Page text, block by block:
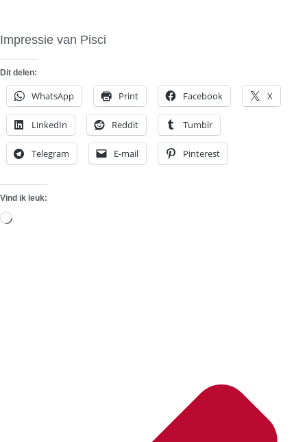
Impressie van Pisci
Dit delen:
WhatsApp Print Facebook X
LinkedIn Reddit Tumblr
Telegram E-mail Pinterest
Vind ik leuk:
Aan